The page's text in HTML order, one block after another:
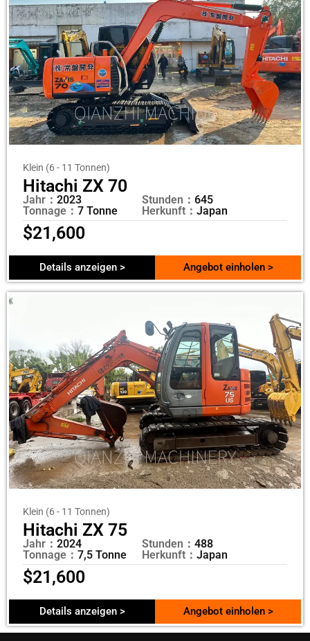
Klein (6 - 11 Tonnen)
Hitachi ZX 70
Jahr： 2023
Tonnage： 7 Tonne
Stunden： 645
Herkunft： Japan
$21,600
Details anzeigen > Angebot einholen >
Klein (6 - 11 Tonnen)
Hitachi ZX 75
Jahr： 2024
Tonnage： 7,5 Tonne
Stunden： 488
Herkunft： Japan
$21,600
Details anzeigen > Angebot einholen >